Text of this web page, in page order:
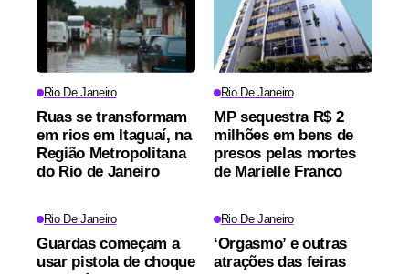
Rio De Janeiro
Ruas se transformam
em rios em Itaguaí, na
Região Metropolitana
do Rio de Janeiro
Rio De Janeiro
MP sequestra R$ 2
milhões em bens de
presos pelas mortes
de Marielle Franco
Rio De Janeiro
Guardas começam a
usar pistola de choque
Rio De Janeiro
‘Orgasmo’ e outras
atrações das feiras